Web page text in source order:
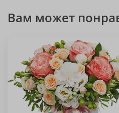
Вам может